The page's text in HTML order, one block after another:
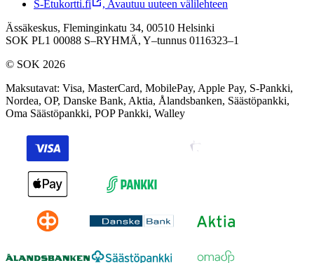
S-Etukortti.fi
, Avautuu uuteen välilehteen
Ässäkeskus, Fleminginkatu 34, 00510 Helsinki
SOK PL1 00088 S–RYHMÄ, Y–tunnus 0116323–1
© SOK 2026
Maksutavat: Visa, MasterCard, MobilePay, Apple Pay, S-Pankki,
Nordea, OP, Danske Bank, Aktia, Ålandsbanken, Säästöpankki,
Oma Säästöpankki, POP Pankki, Walley